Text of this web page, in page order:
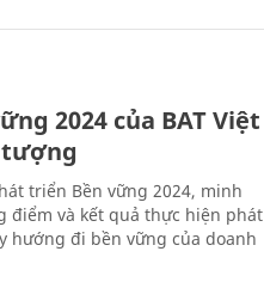
2024 của BAT Việt
triển Bền vững 2024, minh
điểm và kết quả thực hiện phát
hướng đi bền vững của doanh